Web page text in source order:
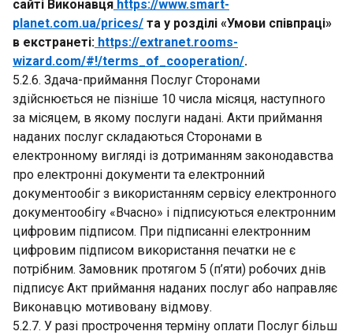
сайті Виконавця https://www.smart-
planet.com.ua/prices/ та у розділі «Умови співпраці»
в екстранеті: https://extranet.rooms-
wizard.com/#!/terms_of_cooperation/.
5.2.6. Здача-приймання Послуг Сторонами
здійснюється не пізніше 10 числа місяця, наступного
за місяцем, в якому послуги надані. Акти приймання
наданих послуг складаються Сторонами в
електронному вигляді із дотриманням законодавства
про електронні документи та електронний
документообіг з використанням сервісу електронного
документообігу «Вчасно» і підписуються електронним
цифровим підписом. При підписанні електронним
цифровим підписом використання печатки не є
потрібним. Замовник протягом 5 (п’яти) робочих днів
підписує Акт приймання наданих послуг або направляє
Виконавцю мотивовану відмову.
5.2.7. У разі прострочення терміну оплати Послуг більш